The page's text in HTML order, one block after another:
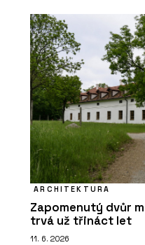
ARCHITEKTURA
Zapomenutý dvůr
trvá už třináct let
11. 6. 2026